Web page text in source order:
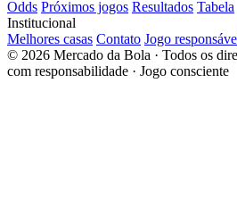
Odds Próximos jogos Resultados Tabela
Institucional
Melhores casas Contato Jogo
© 2026 Mercado da Bola · Todos os
com responsabilidade · Jogo consciente